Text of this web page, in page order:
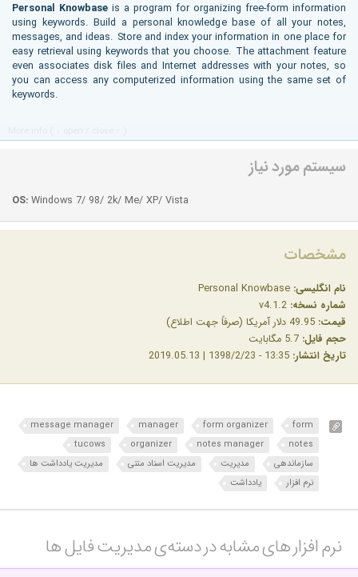
Personal Knowbase is a program for organizing free-form information
using keywords. Build a personal knowledge base of all your notes,
messages, and ideas. Store and index your information in one place for
easy retrieval using keywords that you choose. The attachment feature
even associates disk files and Internet addresses with your notes, so
you can access any computerized information using the same set of
keywords.
سیستم مورد نیاز
OS: Windows 7/ 98/ 2k/ Me/ XP/ Vista
مشخصات
نام انگلیسی:
شماره نسخه:
قیمت:
حجم فایل:
تاریخ انتشار:
form
form organizer
manager
message manager
notes
notes manager
organizer
tucows
سازماندهی
مدیریت مدیریت اسناد متنی
مدیریت یادداشت ها
نرم افزار
یادداشت
نرم افزار های مشابه در دسته‌ی‌ مدیریت فایل ها‎